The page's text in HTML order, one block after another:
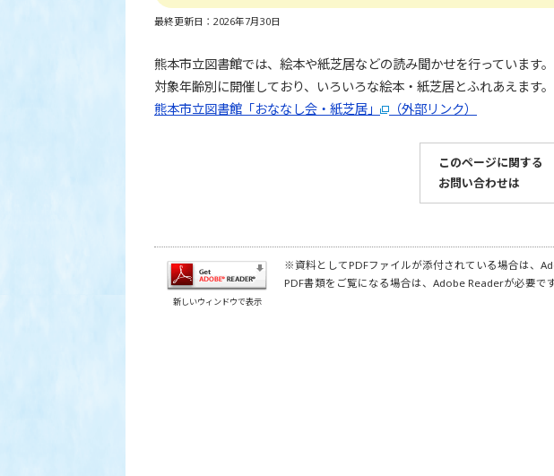
最終更新日：2026年7月30日
熊本市立図書館では、絵本や紙芝居などの読み聞かせを行っています。
対象年齢別に開催しており、いろいろな絵本・紙芝居とふれあえます。
熊本市立図書館「おななし会・紙芝居」
（外部リンク）
このページに関する
お問い合わせは
新しいウィンドウで表示
※資料としてPDFファイルが添付されている場合は、
PDF書類をご覧になる場合は、Adobe Readerが必要で